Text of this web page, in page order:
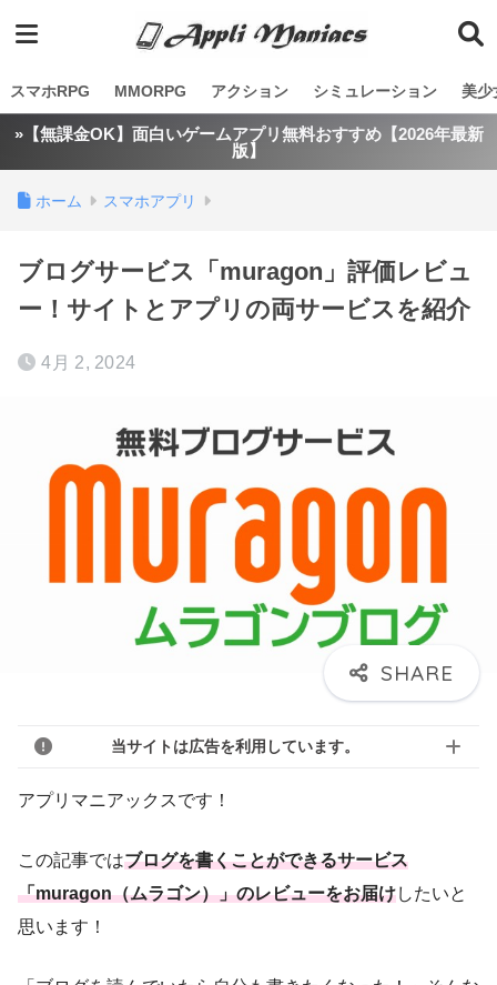
スマホRPG MMORPG アクション シミュレーション 美少
»【無課金OK】面白いゲームアプリ無料おすすめ【2026年最新
版】
ホーム スマホアプリ
ブログサービス「muragon」評価レビュ
ー！サイトとアプリの両サービスを紹介
4月 2, 2024
当サイトは広告を利用しています。
アプリマニアックスです！
この記事ではブログを書くことができるサービス
「muragon（ムラゴン）」のレビューをお届けしたいと
思います！